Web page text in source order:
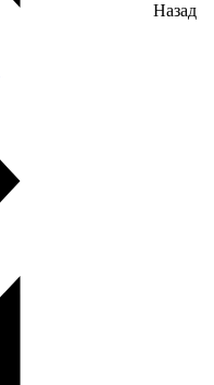
Назад